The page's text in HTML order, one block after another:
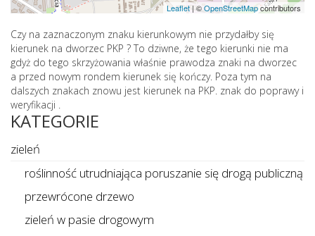
Leaflet | ©OpenStreetMapcontributors
Czy na zaznaczonym znaku kierunkowym nie przydałby się
kierunek na dworzec PKP ? To dziwne, że tego kierunki nie ma
gdyż do tego skrzyżowania właśnie prawodza znaki na dworzec
a przed nowym rondem kierunek się kończy. Poza tym na
dalszych znakach znowu jest kierunek na PKP. znak do poprawy i
weryfikacji .
KATEGORIE
zieleń
roślinność utrudniająca poruszanie się drogą publiczną
przewrócone drzewo
zieleń w pasie drogowym